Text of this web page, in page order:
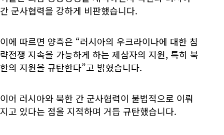
간 군사협력을 강하게 비판했습니다.
이에 따르면 양측은 “러시아의 우크라이나에 대한 침
략전쟁 지속을 가능하게 하는 제삼자의 지원, 특히 북
한의 지원을 규탄한다”고 밝혔습니다.
이어 러시아와 북한 간 군사협력이 불법적으로 이뤄
지고 있다는 점을 지적하며 거듭 규탄했습니다.